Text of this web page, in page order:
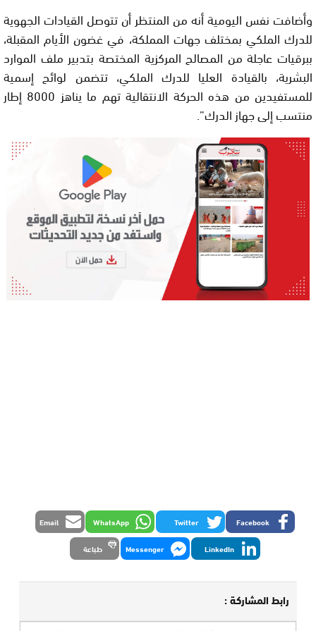
وأضافت نفس اليومية أنه من المنتظر أن تتوصل القيادات الجهوية
للدرك الملكي بمختلف جهات المملكة، في غضون الأيام المقبلة،
ببرقيات عاجلة من المصالح المركزية المختصة بتدبير ملف الموارد
البشرية، بالقيادة العليا للدرك الملكي، تتضمن لوائح إسمية
للمستفيدين من هذه الحركة الانتقالية تهم ما يناهز 8000 إطار
منتسب إلى جهاز الدرك”.
Facebook
Twitter
WhatsApp
Email
LinkedIn
Messenger طباعة
رابط المشاركة :